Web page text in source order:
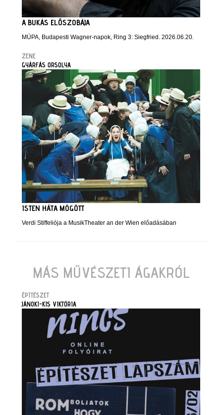
A BUKÁS ELŐSZOBÁJA
MÜPA, Budapesti Wagner-napok, Ring 3: Siegfried. 2026.06.20.
ZENE
GYÁRFÁS ORSOLYA
ISTEN HÁTA MÖGÖTT
Verdi Stiffeliója a MusikTheater an der Wien előadásában
MÁS MŰVÉSZETI ÁGAKRÓL
ÉPÍTÉSZET
JÁNOKI-KIS VIKTÓRIA